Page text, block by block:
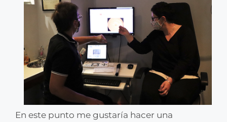
En este punto me gustaría hacer una